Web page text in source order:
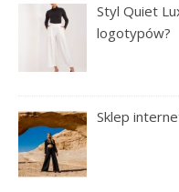
Styl Quiet
logotypów?
Sklep